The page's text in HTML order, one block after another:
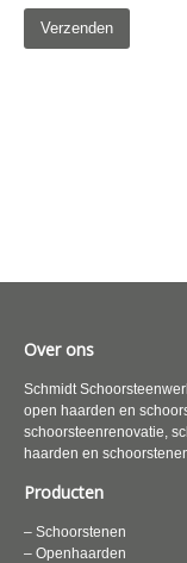
Over ons
Schmidt
open haarden en
schoorsteenrenovatie,
haarden en
Producten
– Schoorstenen
– Openhaarden